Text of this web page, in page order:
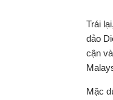
Trái
đảo
cận
Mặc